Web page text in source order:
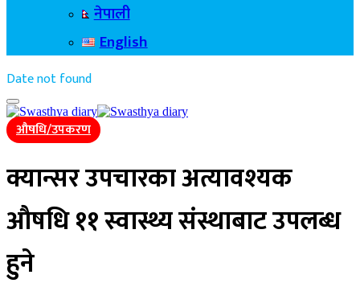
नेपाली
English
Date not found
औषधि/उपकरण
क्यान्सर उपचारका अत्यावश्यक
औषधि ११ स्वास्थ्य संस्थाबाट उपलब्ध
हुने